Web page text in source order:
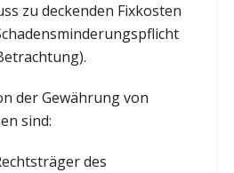
zu deckenden Fixkosten
der Gewährung von
sind:
des